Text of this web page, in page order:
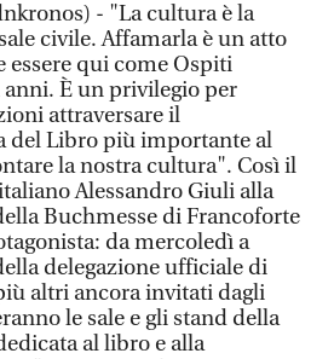
- "La cultura è la
civile. Affamarla è un atto
essere qui come Ospiti
anni. È un privilegio per
attraversare il
del Libro più importante al
la nostra cultura". Così il
Alessandro Giuli alla
Buchmesse di Francoforte
da mercoledì a
delegazione ufficiale di
altri ancora invitati dagli
le sale e gli stand della
al libro e alla